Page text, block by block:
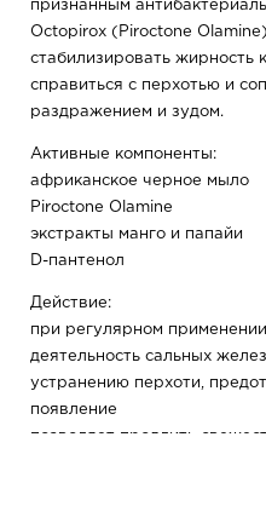
признанным
Octopirox (Piroctone
стабилизировать жирность
справиться с перхотью и
раздражением и зудом.
Активные компоненты:
африканское черное мыло
Piroctone Olamine
экстракты манго и папайи
D-пантенол
Действие:
при регулярном
деятельность сальных
устранению перхоти,
появление
позволяет продлить